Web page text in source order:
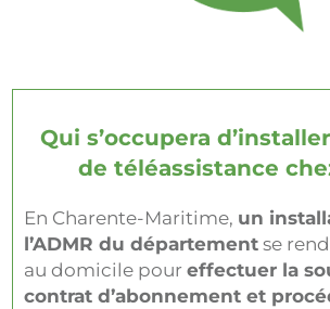
Qui s’occupera
de téléassistance
En Charente-Maritime, un
l’ADMR du département se
au domicile poureffectuer la
contrat d’abonnement et